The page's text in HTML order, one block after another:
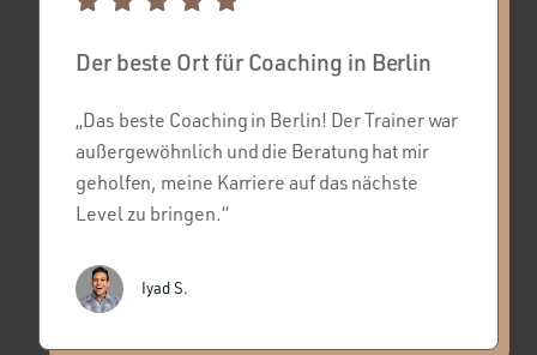
Der beste Ort für Coaching in Berlin
„Das beste Coaching in Berlin! Der Trainer war
außergewöhnlich und die Beratung hat mir
geholfen, meine Karriere auf das nächste
Level zu bringen.“
Iyad S.